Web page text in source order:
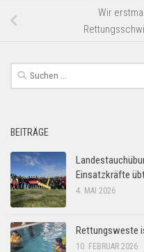
Wir
Suchen
nach:
BEITRÄGE
Einsatzkräfte
4. MAI 2026
Rettungsweste
10. FEBRUAR 2026